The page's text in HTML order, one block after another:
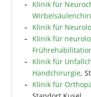
Klinik für
Klinik für
Klinik für
Klinik für
Handchirurgie,
Klinik für